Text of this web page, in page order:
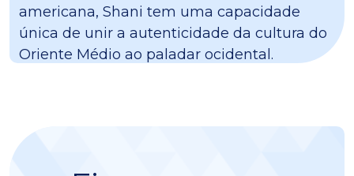
americana, Shani tem uma capacidade
única de unir a autenticidade da cultura do
Oriente Médio ao paladar ocidental.